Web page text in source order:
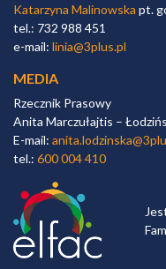
Katarzyna Malinowska pt.
tel.: 732 988 451
e-mail: linia@3plus.pl
MEDIA
Rzecznik Prasowy
Anita Marczułajtis –
E-mail:
tel.: 600 004 410